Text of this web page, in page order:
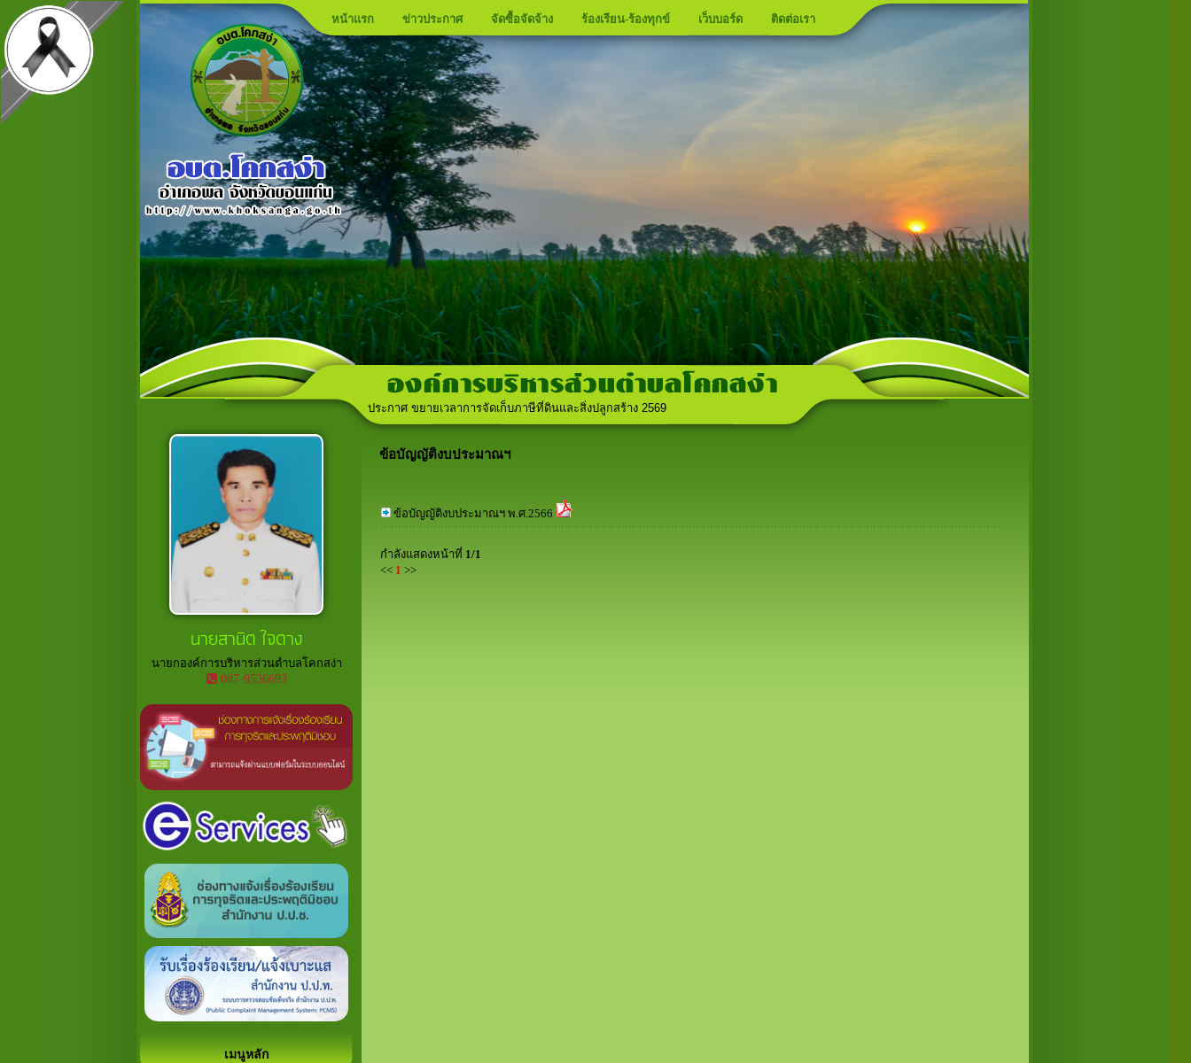
หน้าแรก ข่าวประกาศ จัดซื้อจัดจ้าง ร้องเรียน-ร้องทุกข์ เว็บบอร์ด ติดต่อเรา
ลานกีฬาภายในพื้นที่ตำบลโคกสง่า
เวทีประชาคม ประจำปีงบประมาณ 2569
อาสาสมัครท้องถิ่นรักษ์โลก (อถล.)
ประกาศ คุณสมบัติและลักษณะต้องห้ามในการรับสมัครเลือกตั้งสมาชิกสภาองค์การบริหารส่วนตำบลและนายกองค์การบริหารส่วนตำบลโคกสง่า
นายสานิต ใจตาง
นายกองค์การบริหารส่วนตำบลโคกสง่า
087-9536693
เมนูหลัก
ข้อบัญญัติงบประมาณฯ
ข้อบัญญัติงบประมาณฯ พ.ศ.2566
กำลังแสดงหน้าที่ 1/1
<< 1 >>